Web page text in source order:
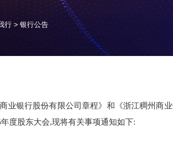
行 >银行公告
业银行股份有限公司章程》和《浙江稠州商
年度股东大会,现将有关事项通知如下: